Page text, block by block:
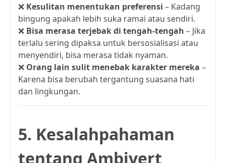
❌ Kesulitan menentukan preferensi – Kadang
bingung apakah lebih suka ramai atau sendiri.
❌ Bisa merasa terjebak di tengah-tengah – Jika
terlalu sering dipaksa untuk bersosialisasi atau
menyendiri, bisa merasa tidak nyaman.
❌ Orang lain sulit menebak karakter mereka –
Karena bisa berubah tergantung suasana hati
dan lingkungan.
5. Kesalahpahaman
tentang Ambivert